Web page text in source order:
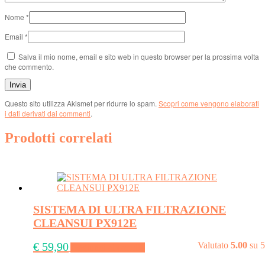
Nome *
Email *
Salva il mio nome, email e sito web in questo browser per la prossima volta
che commento.
Questo sito utilizza Akismet per ridurre lo spam. Scopri come vengono elaborati
i dati derivati dai commenti.
Prodotti correlati
SISTEMA DI ULTRA FILTRAZIONE
CLEANSUI PX912E
Valutato 5.00 su 5
€ 59,90